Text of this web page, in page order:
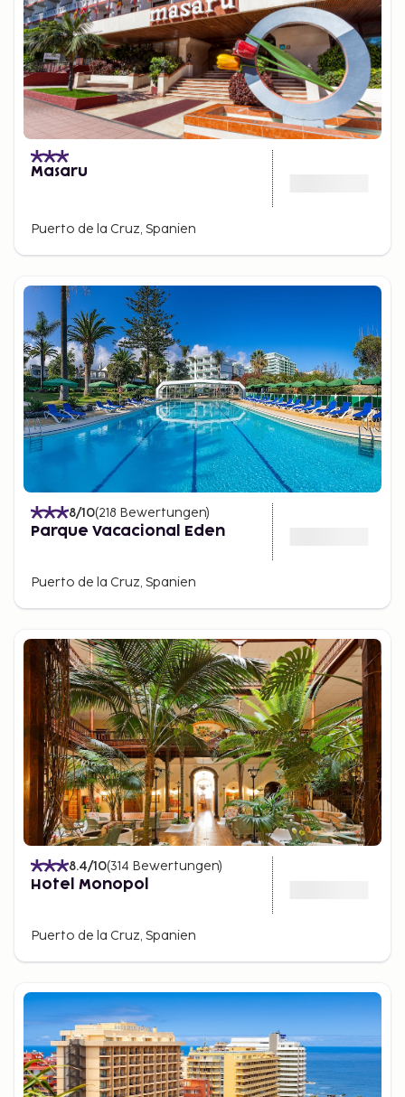
Masaru
Puerto de la Cruz, Spanien
8/10(218 Bewertungen)
Parque Vacacional Eden
Puerto de la Cruz, Spanien
8.4/10(314 Bewertungen)
Hotel Monopol
Puerto de la Cruz, Spanien